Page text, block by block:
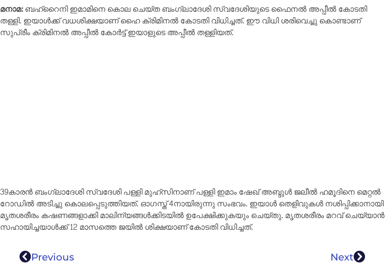
മനാമ:ബഹ്റൈനി ഇമാമിനെ കൊല ചെയ്ത ബംഗ്ലാദേശി സ്വദേശിയുടെ ഫൈനൽ അപ്പീൽ കോടതി
തള്ളി. ഇയാൾക്ക് വധശിക്ഷയാണ് ഹൈ ക്രിമിനൽ കോടതി വിധിച്ചത്. ഈ വിധി ശരിവെച്ചു കൊണ്ടാണ്
സുപ്രീം ക്രിമിനൽ അപ്പീൽ കോർട്ട് ഇയാളുടെ അപ്പീൽ തള്ളിയത്.
39കാരൻ ബംഗ്ലാദേശി സ്വദേശി പള്ളി മുഹ്സിനാണ് പള്ളി ഇമാം ഷേഖ് അബ്ദുൾ ജലീൽ ഹമൂദിനെ മെറ്റൽ
റോഡിൽ അടിച്ചു കൊലപ്പെടുത്തിയത്. ഓഗസ്ത് 4നായിരുന്നു സംഭവം. ഇയാൾ തെളിവുകൾ നശിപ്പിക്കാനായി
മൃതശരീരം കഷണങ്ങളാക്കി മാലിന്യങ്ങൾക്കിടയിൽ ഉപേക്ഷിക്കുകയും ചെയ്തു. മൃതശരീരം മറവ് ചെയ്യാൻ
സഹായിച്ചയാൾക്ക് 12 മാസത്തെ ജയിൽ ശിക്ഷയാണ് കോടതി വിധിച്ചത്.
Previous Next